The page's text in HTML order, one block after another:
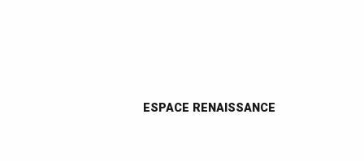
ESPACE RENAISSANCE